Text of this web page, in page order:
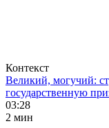
Контекст
Великий, могучий:
государственную
03:28
2 мин